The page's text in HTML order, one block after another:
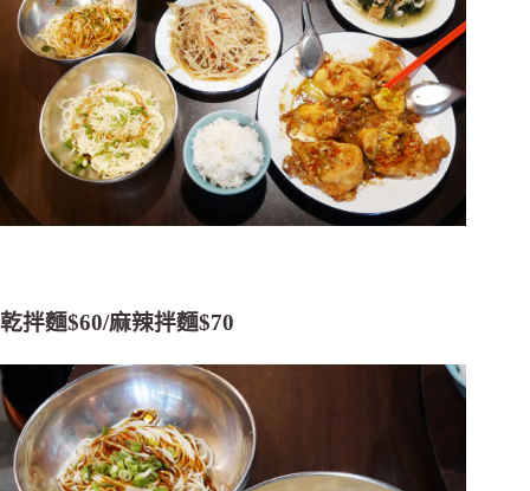
乾拌麵$60/麻辣拌麵$70